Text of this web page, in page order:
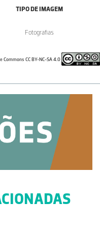
TIPO DE IMAGEM
Fotografias
Commons CC BY-NC-SA 4.0